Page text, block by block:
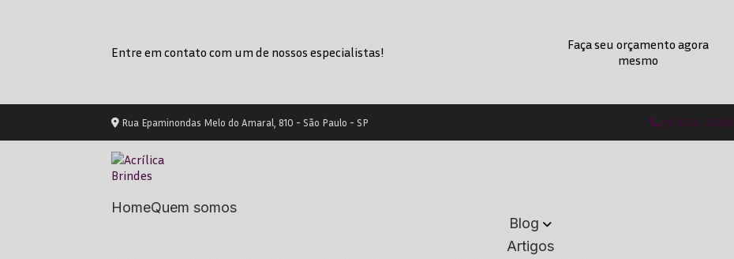
Entre em contato com um de nossos especialistas!
Faça seu orçamento agora
mesmo
Rua Epaminondas Melo do Amaral, 810 - São Paulo - SP (11) 2236-2238
Home
Quem somos
Blog
Artigos